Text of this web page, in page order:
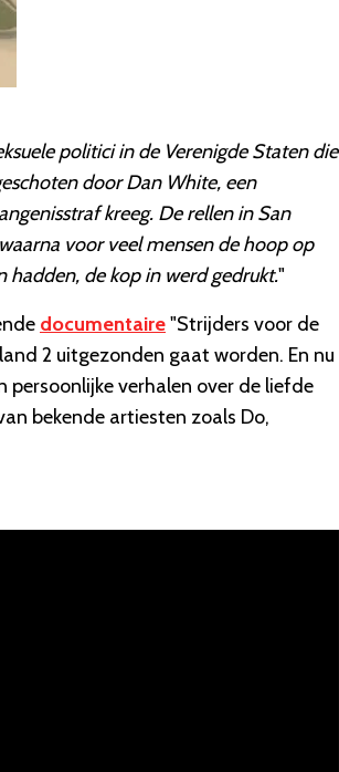
politici in de Verenigde Staten die
door Dan White, een
kreeg. De rellen in San
voor veel mensen de hoop op
hadden, de kop in werd gedrukt."
documentaire"Strijders voor de
2 uitgezonden gaat worden. En nu
persoonlijke verhalen over de liefde
bekende artiesten zoals Do,